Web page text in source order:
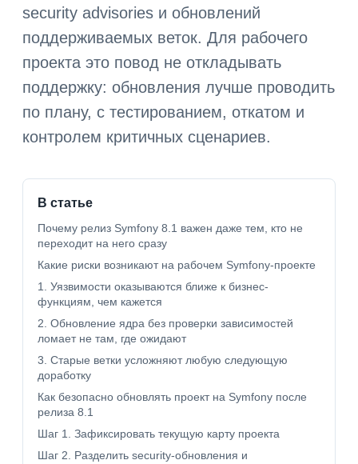
security advisories и обновлений
поддерживаемых веток. Для рабочего
проекта это повод не откладывать
поддержку: обновления лучше проводить
по плану, с тестированием, откатом и
контролем критичных сценариев.
В статье
Почему релиз Symfony 8.1 важен даже тем, кто не
переходит на него сразу
Какие риски возникают на рабочем Symfony-проекте
1. Уязвимости оказываются ближе к бизнес-
функциям, чем кажется
2. Обновление ядра без проверки зависимостей
ломает не там, где ожидают
3. Старые ветки усложняют любую следующую
доработку
Как безопасно обновлять проект на Symfony после
релиза 8.1
Шаг 1. Зафиксировать текущую карту проекта
Шаг 2. Разделить security-обновления и